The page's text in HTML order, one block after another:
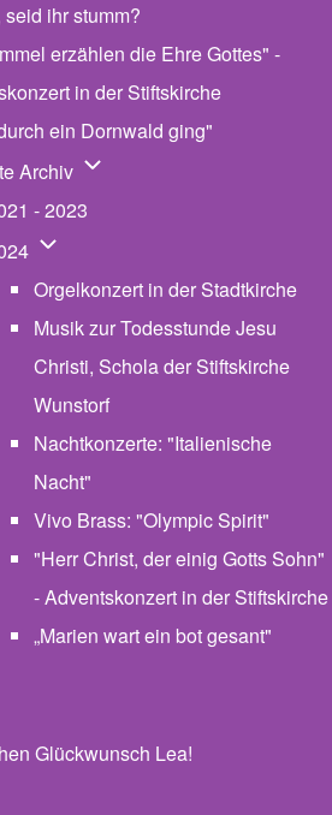
seid ihr stumm?
erzählen die Ehre Gottes" -
in der Stiftskirche
ein Dornwald ging"
Archiv Unternavigation von
- 2023
Unternavigation von 2024
Orgelkonzert in der Stadtkirche
Musik zur Todesstunde Jesu
Christi, Schola der Stiftskirche
Wunstorf
Nachtkonzerte: "Italienische
Nacht"
Vivo Brass: "Olympic Spirit"
"Herr Christ, der einig Gotts Sohn"
- Adventskonzert in der Stiftskirche
„Marien wart ein bot gesant"
von Orgel
Glückwunsch Lea!